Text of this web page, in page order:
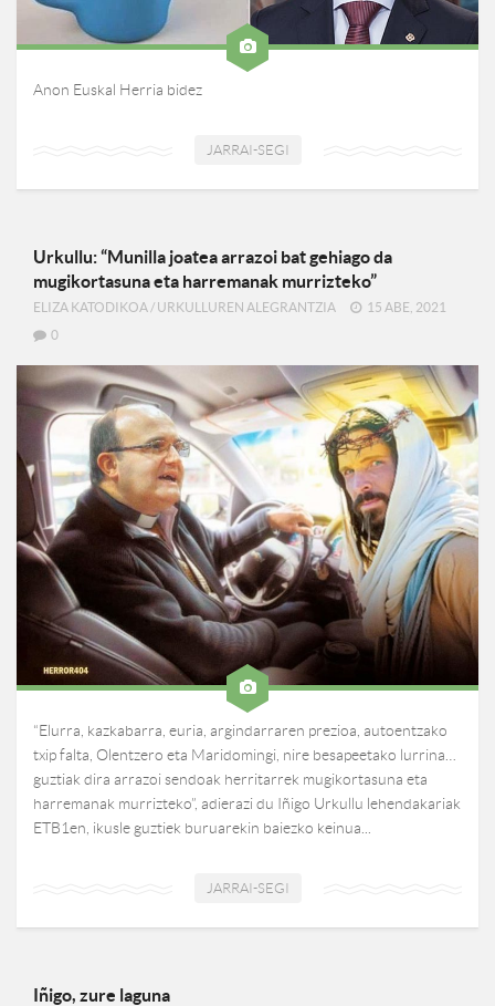
Anon Euskal Herria bidez
JARRAI-SEGI
Urkullu: “Munilla joatea arrazoi bat gehiago da
mugikortasuna eta harremanak murrizteko”
ELIZA KATODIKOA / URKULLUREN ALEGRANTZIA
15 ABE, 2021
0
“Elurra, kazkabarra, euria, argindarraren prezioa, autoentzako
txip falta, Olentzero eta Maridomingi, nire besapeetako lurrina…
guztiak dira arrazoi sendoak herritarrek mugikortasuna eta
harremanak murrizteko”, adierazi du Iñigo Urkullu lehendakariak
ETB1en, ikusle guztiek buruarekin baiezko keinua...
JARRAI-SEGI
Iñigo, zure laguna